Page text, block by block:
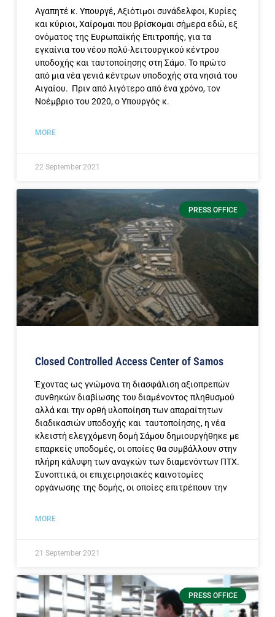
Αγαπητέ κ. Υπουργέ, Αξιότιμοι συνάδελφοι, Κυρίες
και κύριοι, Χαίρομαι που βρίσκομαι σήμερα εδώ, εξ
ονόματος της Ευρωπαϊκής Επιτροπής, για τα
εγκαίνια του νέου πολύ-λειτουργικού κέντρου
υποδοχής και ταυτοποίησης στη Σάμο. Το πρώτο
από μια νέα γενιά κέντρων υποδοχής στα νησιά του
Αιγαίου. Πριν από λιγότερο από ένα χρόνο, τον
Νοέμβριο του 2020, ο Υπουργός κ.
MORE
22 September 2021
PRESS OFFICE
Closed Controlled Access Center of Samos
Έχοντας ως γνώμονα τη διασφάλιση αξιοπρεπών
συνθηκών διαβίωσης του διαμένοντος πληθυσμού
αλλά και την ορθή υλοποίηση των απαραίτητων
διαδικασιών υποδοχής και ταυτοποίησης, η νέα
κλειστή ελεγχόμενη δομή Σάμου δημιουργήθηκε με
επαρκείς υποδομές, οι οποίες θα συμβάλλουν στην
πλήρη κάλυψη των αναγκών των διαμενόντων ΠΤΧ.
Συνοπτικά, οι επιχειρησιακές καινοτομίες
οργάνωσης της δομής, οι οποίες επιτρέπουν την
MORE
21 September 2021
PRESS OFFICE